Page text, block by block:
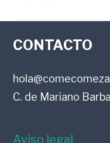
FOOTER
CONTACTO
C. de Mariano
Aviso legal